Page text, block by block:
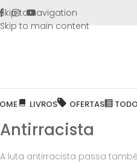
Skip to navigation
Skip to main content
LIVROS OFERTAS
Antirracista
A luta antirracista passa